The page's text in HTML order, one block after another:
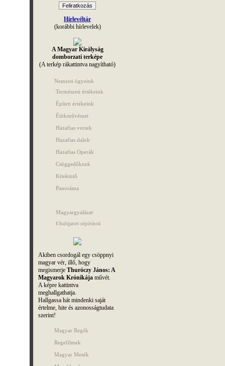
Hírlevéltár
(korábbi hírlevelek)
A Magyar Királyság
domborzati terképe
(A terkép rákattintva nagyítható)
Nemzeti ügyeink
Természeti értékeink
Épített értékeink
Étökművészet
Hazafias versek
Hazafias dalok
Hazafias Operák
Csüggedőknek
Kitekintő
Panoráma
Magyargyalázat
Elhallgatott népírtások
Akiben csordogál egy csöppnyi
magyar vér, illő, hogy
megismerje Thuróczy János: A
Magyarok Krónikájaművét.
A képre kattintva
meghallgathatja.
Hallgassa hát mindenki saját
értelme, hite és azonosságtudata
szerint!
Magyar Regék
Regefilmek
Magyar Mesék